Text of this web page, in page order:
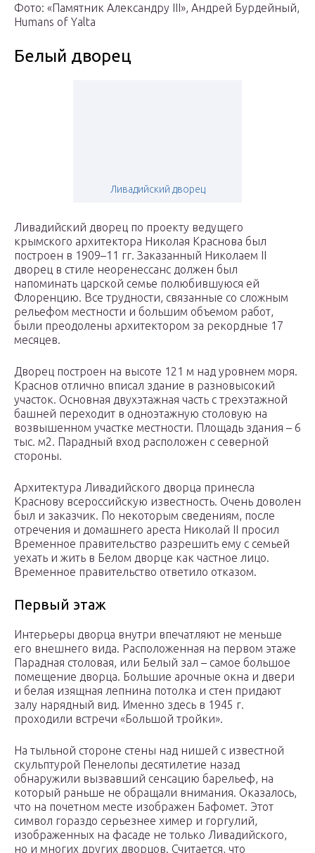
Фото: «Памятник Александру III», Андрей Бурдейный,
Humans of Yalta
Белый дворец
Ливадийский дворец
Ливадийский дворец по проекту ведущего
крымского архитектора Николая Краснова был
построен в 1909–11 гг. Заказанный Николаем II
дворец в стиле неоренессанс должен был
напоминать царской семье полюбившуюся ей
Флоренцию. Все трудности, связанные со сложным
рельефом местности и большим объемом работ,
были преодолены архитектором за рекордные 17
месяцев.
Дворец построен на высоте 121 м над уровнем моря.
Краснов отлично вписал здание в разновысокий
участок. Основная двухэтажная часть с трехэтажной
башней переходит в одноэтажную столовую на
возвышенном участке местности. Площадь здания – 6
тыс. м2. Парадный вход расположен с северной
стороны.
Архитектура Ливадийского дворца принесла
Краснову всероссийскую известность. Очень доволен
был и заказчик. По некоторым сведениям, после
отречения и домашнего ареста Николай II просил
Временное правительство разрешить ему с семьей
уехать и жить в Белом дворце как частное лицо.
Временное правительство ответило отказом.
Первый этаж
Интерьеры дворца внутри впечатляют не меньше
его внешнего вида. Расположенная на первом этаже
Парадная столовая, или Белый зал – самое большое
помещение дворца. Большие арочные окна и двери
и белая изящная лепнина потолка и стен придают
залу нарядный вид. Именно здесь в 1945 г.
проходили встречи «Большой тройки».
На тыльной стороне стены над нишей с известной
скульптурой Пенелопы десятилетие назад
обнаружили вызвавший сенсацию барельеф, на
который раньше не обращали внимания. Оказалось,
что на почетном месте изображен Бафомет. Этот
символ гораздо серьезнее химер и горгулий,
изображенных на фасаде не только Ливадийского,
но и многих других дворцов. Считается, что